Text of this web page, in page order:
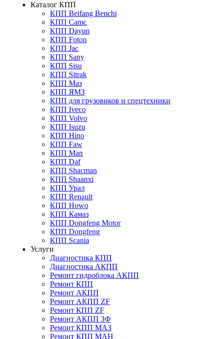
Каталог КПП
КПП Beifang Benchi
КПП Camc
КПП Dayun
КПП Foton
КПП Jac
КПП Sany
КПП Sisu
КПП Sitrak
КПП Маз
КПП ЯМЗ
КПП для грузовиков и спецтехники
КПП Iveco
КПП Volvo
КПП Isuzu
КПП Hino
КПП Faw
КПП Man
КПП Daf
КПП Shacman
КПП Shaanxi
КПП Урал
КПП Renault
КПП Howo
КПП Камаз
КПП Dongfeng Motor
КПП Dongfeng
КПП Scania
Услуги
Диагностика КПП
Диагностика АКПП
Ремонт гидроблока АКПП
Ремонт КПП
Ремонт АКПП
Ремонт АКПП ZF
Ремонт КПП ZF
Ремонт АКПП ЗФ
Ремонт КПП МАЗ
Ремонт КПП МАН